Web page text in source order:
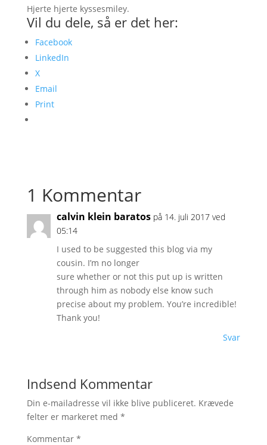
Hjerte hjerte kyssesmiley.
Vil du dele, så er det her:
Facebook
LinkedIn
X
Email
Print
1 Kommentar
calvin klein baratos på 14. juli 2017 ved
05:14
I used to be suggested this blog via my
cousin. I’m no longer
sure whether or not this put up is written
through him as nobody else know such
precise about my problem. You’re incredible!
Thank you!
Svar
Indsend Kommentar
Din e-mailadresse vil ikke blive publiceret. Krævede
felter er markeret med *
Kommentar *